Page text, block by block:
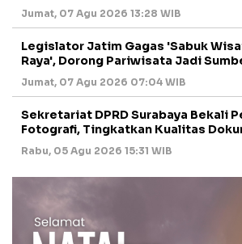
Jumat, 07 Agu 2026 13:28 WIB
Legislator Jatim Gagas 'Sabuk
Raya', Dorong Pariwisata Jadi
Jumat, 07 Agu 2026 07:04 WIB
Sekretariat DPRD Surabaya Bekali
Fotografi, Tingkatkan Kualitas
Rabu, 05 Agu 2026 15:31 WIB